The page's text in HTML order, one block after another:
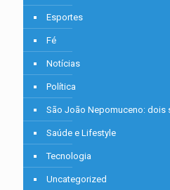
Esportes
Fé
Notícias
Política
São João Nepomuceno: dois
Saúde e Lifestyle
Tecnologia
Uncategorized